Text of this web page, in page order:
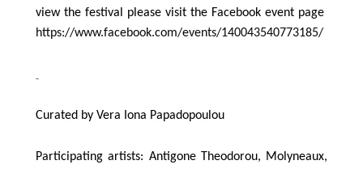
view the festival please visit the Facebook event page
https://www.facebook.com/events/140043540773185/
Curated by Vera Iona Papadopoulou
Participating artists: Antigone Theodorou, Molyneaux,